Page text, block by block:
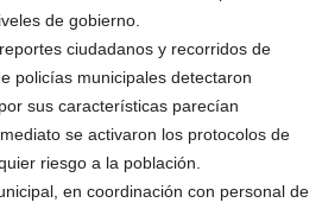
de gobierno.
ciudadanos y recorridos de
policías municipales detectaron
sus características parecían
se activaron los protocolos de
riesgo a la población.
en coordinación con personal de